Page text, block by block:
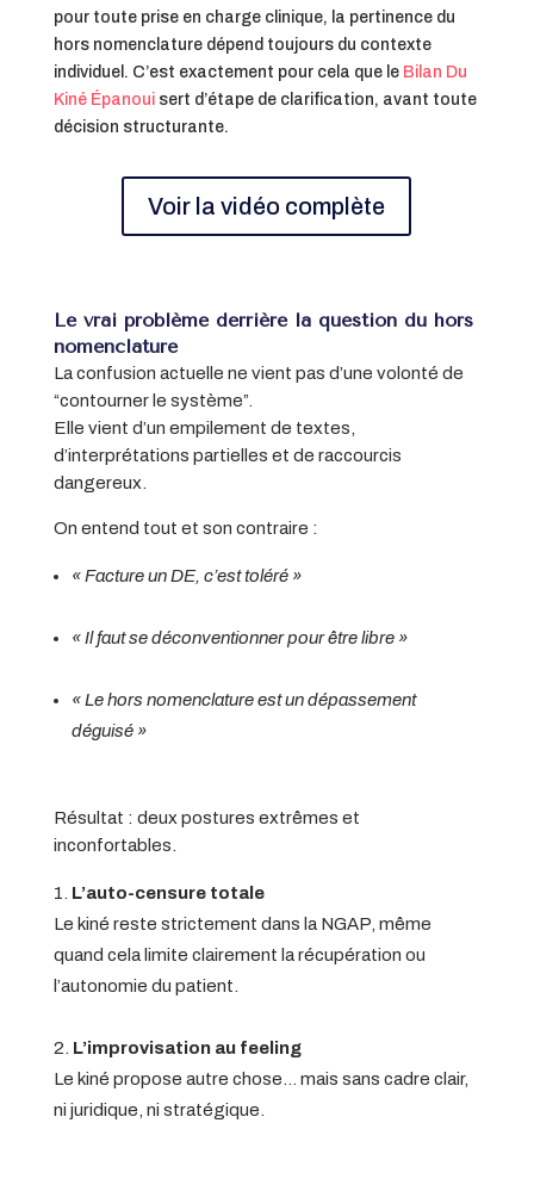
pour toute prise en charge clinique, la pertinence du
hors nomenclature dépend toujours du contexte
individuel. C’est exactement pour cela que le Bilan Du
Kiné Épanouisert d’étape de clarification, avant toute
décision structurante.
Voir la vidéo complète
Le vrai problème derrière la question du hors
nomenclature
La confusion actuelle ne vient pas d’une volonté de
“contourner le système”.
Elle vient d’un empilement de textes,
d’interprétations partielles et de raccourcis
dangereux.
On entend tout et son contraire :
« Facture un DE, c’est toléré »
« Il faut se déconventionner pour être libre »
« Le hors nomenclature est un dépassement
déguisé »
Résultat : deux postures extrêmes et
inconfortables.
L’auto-censure totale
Le kiné reste strictement dans la NGAP, même
quand cela limite clairement la récupération ou
l’autonomie du patient.
L’improvisation au feeling
Le kiné propose autre chose… mais sans cadre clair,
ni juridique, ni stratégique.